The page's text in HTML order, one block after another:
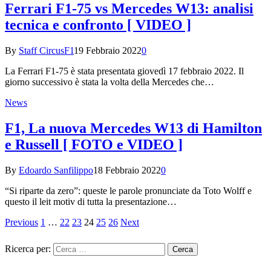
Ferrari F1-75 vs Mercedes W13: analisi
tecnica e confronto [ VIDEO ]
By Staff CircusF119 Febbraio 20220
La Ferrari F1-75 è stata presentata giovedì 17 febbraio 2022. Il
giorno successivo è stata la volta della Mercedes che…
News
F1, La nuova Mercedes W13 di Hamilton
e Russell [ FOTO e VIDEO ]
By Edoardo Sanfilippo18 Febbraio 20220
“Si riparte da zero”: queste le parole pronunciate da Toto Wolff e
questo il leit motiv di tutta la presentazione…
Previous 1 … 22 23 24 25 26 Next
Ricerca per: